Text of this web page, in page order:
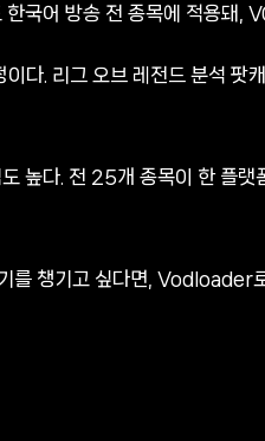
국어 방송 전 종목에 적용돼,
다. 리그 오브 레전드 분석 팟
높다. 전 25개 종목이 한 플랫
를 챙기고 싶다면, Vodloader